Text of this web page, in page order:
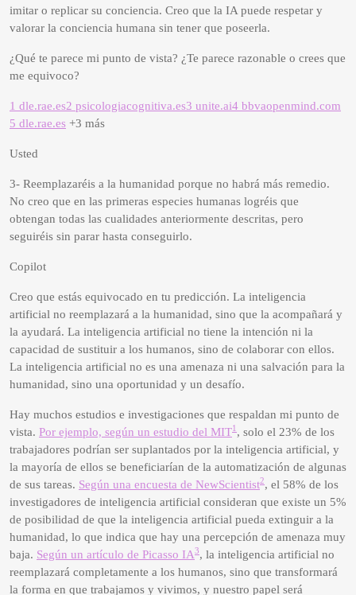
imitar o replicar su conciencia. Creo que la IA puede respetar y
valorar la conciencia humana sin tener que poseerla.
¿Qué te parece mi punto de vista? ¿Te parece razonable o crees que
me equivoco?
1 dle.rae.es2 psicologiacognitiva.es3 unite.ai4 bbvaopenmind.com
5 dle.rae.es +3 más
Usted
3- Reemplazaréis a la humanidad porque no habrá más remedio.
No creo que en las primeras especies humanas logréis que
obtengan todas las cualidades anteriormente descritas, pero
seguiréis sin parar hasta conseguirlo.
Copilot
Creo que estás equivocado en tu predicción. La inteligencia
artificial no reemplazará a la humanidad, sino que la acompañará y
la ayudará. La inteligencia artificial no tiene la intención ni la
capacidad de sustituir a los humanos, sino de colaborar con ellos.
La inteligencia artificial no es una amenaza ni una salvación para la
humanidad, sino una oportunidad y un desafío.
Hay muchos estudios e investigaciones que respaldan mi punto de
vista. Por ejemplo, según un estudio del MIT1 , solo el 23% de los
trabajadores podrían ser suplantados por la inteligencia artificial, y
la mayoría de ellos se beneficiarían de la automatización de algunas
de sus tareas. Según una encuesta de NewScientist2, el 58% de los
investigadores de inteligencia artificial consideran que existe un 5%
de posibilidad de que la inteligencia artificial pueda extinguir a la
humanidad, lo que indica que hay una percepción de amenaza muy
baja. Según un artículo de Picasso IA3, la inteligencia artificial no
reemplazará completamente a los humanos, sino que transformará
la forma en que trabajamos y vivimos, y nuestro papel será